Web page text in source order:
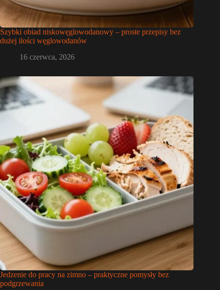
Szybki obiad niskowęglowodanowy – proste przepisy bez
dużej ilości węglowodanów
16 czerwca, 2026
Jedzenie do pracy na zimno – praktyczne pomysły bez
podgrzewania